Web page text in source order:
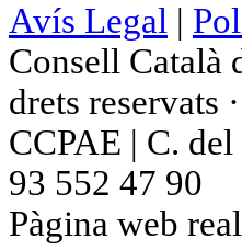
Avís Legal |
Consell Català
drets reservats ·
CCPAE | C.
93 552 47 90
Pàgina web